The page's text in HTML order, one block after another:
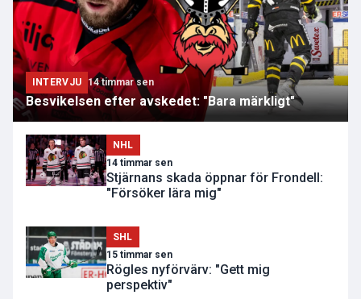
INTERVJU 14 timmar sen
Besvikelsen efter avskedet: "Bara märkligt"
NHL
14 timmar sen
Stjärnans skada öppnar för Frondell:
"Försöker lära mig"
SHL
15 timmar sen
Rögles nyförvärv: "Gett mig
perspektiv"